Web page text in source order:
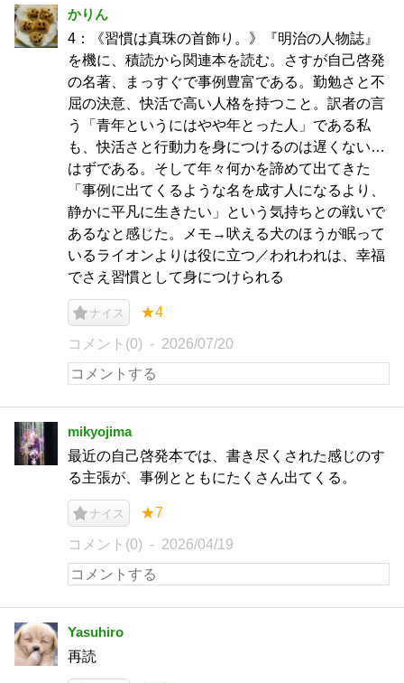
かりん
4：《習慣は真珠の首飾り。》『明治の人物誌』
を機に、積読から関連本を読む。さすが自己啓発
の名著、まっすぐで事例豊富である。勤勉さと不
屈の決意、快活で高い人格を持つこと。訳者の言
う「青年というにはやや年とった人」である私
も、快活さと行動力を身につけるのは遅くない…
はずである。そして年々何かを諦めて出てきた
「事例に出てくるような名を成す人になるより、
静かに平凡に生きたい」という気持ちとの戦いで
あるなと感じた。メモ→吠える犬のほうが眠って
いるライオンよりは役に立つ／われわれは、幸福
でさえ習慣として身につけられる
ナイス ★4
コメント(0) 2026/07/20
mikyojima
最近の自己啓発本では、書き尽くされた感じのす
る主張が、事例とともにたくさん出てくる。
ナイス ★7
コメント(0) 2026/04/19
Yasuhiro
再読